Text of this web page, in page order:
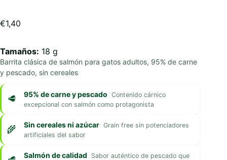
€1,40
Tamaños: 18 g
Barrita clásica de salmón para gatos adultos, 95% de carne
y pescado, sin cereales
95% de carne y pescado Contenido cárnico
excepcional con salmón como protagonista
Sin cereales ni azúcar Grain free sin potenciadores
artificiales del sabor
Salmón de calidad
Sabor auténtico de pescado que